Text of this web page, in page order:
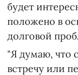
будет
положено в
долговой
"Я думаю, что
встречу или